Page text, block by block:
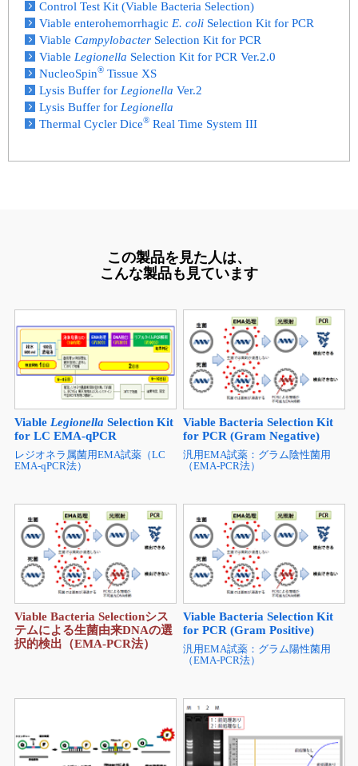
Control Test Kit (Viable Bacteria Selection)
Viable enterohemorrhagic E. coli Selection Kit for PCR
Viable Campylobacter Selection Kit for PCR
Viable Legionella Selection Kit for PCR Ver.2.0
NucleoSpin® Tissue XS
Lysis Buffer for Legionella Ver.2
Lysis Buffer for Legionella
Thermal Cycler Dice® Real Time System III
この製品を見た人は、
こんな製品も見ています
Viable Legionella Selection Kit
for LC EMA-qPCR
レジオネラ属菌用EMA試薬（LC
EMA-qPCR法）
Viable Bacteria Selection Kit
for PCR (Gram Negative)
汎用EMA試薬：グラム陰性菌用
（EMA-PCR法）
Viable Bacteria Selectionシス
テムによる生菌由来DNAの選
択的検出（EMA-PCR法）
Viable Bacteria Selection Kit
for PCR (Gram Positive)
汎用EMA試薬：グラム陽性菌用
（EMA-PCR法）